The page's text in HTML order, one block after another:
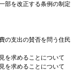
部を改正する条例の制定
の支出の賛否を問う住民
を求めることについて
を求めることについて